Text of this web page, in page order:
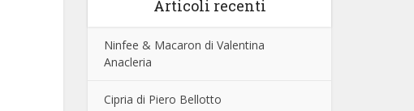
Articoli recenti
Ninfee & Macaron di Valentina
Anacleria
Cipria di Piero Bellotto